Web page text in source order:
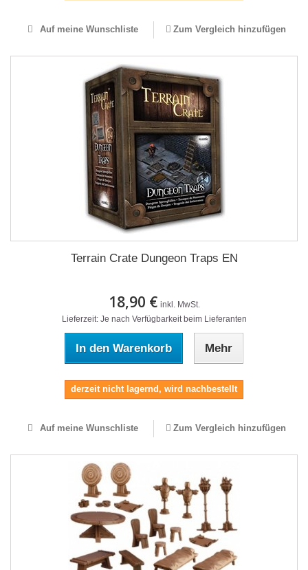
Auf meine Wunschliste Zum Vergleich hinzufügen
Terrain Crate Dungeon Traps EN
18,90 € inkl. MwSt.
Lieferzeit: Je nach Verfügbarkeit beim Lieferanten
In den Warenkorb Mehr
derzeit nicht lagernd, wird nachbestellt
Auf meine Wunschliste Zum Vergleich hinzufügen